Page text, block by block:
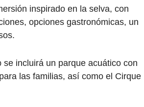
inspirado en la selva, con
opciones gastronómicas, un
incluirá un parque acuático con
las familias, así como el Cirque